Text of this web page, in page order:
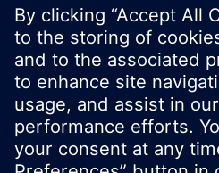
© Siemens Schweiz AG 2017
Produktangebot und Preise